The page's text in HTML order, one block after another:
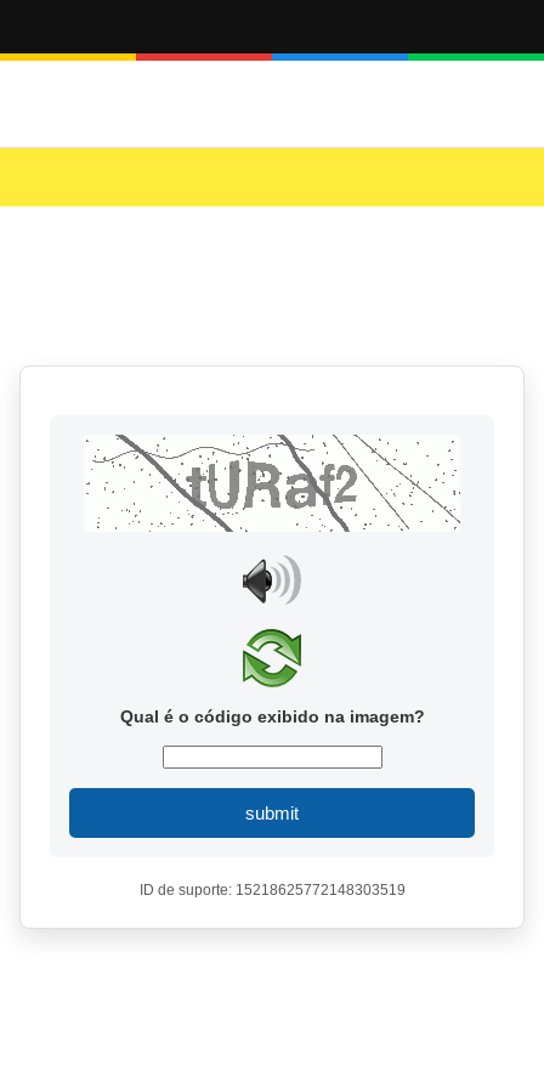
Qual é o código exibido na imagem?
submit
ID de suporte: 15218625772148303519